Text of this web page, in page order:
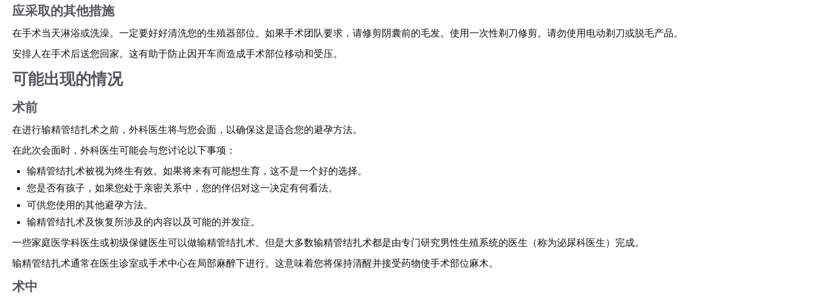
应采取的其他措施
在手术当天淋浴或洗澡。一定要好好清洗您的生殖器部位。如果手术团队要求，请修剪阴囊前的毛发。使用一次性剃刀修剪。请勿使用电动剃刀或脱毛产品。
安排人在手术后送您回家。这有助于防止因开车而造成手术部位移动和受压。
可能出现的情况
术前
在进行输精管结扎术之前，外科医生将与您会面，以确保这是适合您的避孕方法。
在此次会面时，外科医生可能会与您讨论以下事项：
输精管结扎术被视为终生有效。如果将来有可能想生育，这不是一个好的选择。
您是否有孩子，如果您处于亲密关系中，您的伴侣对这一决定有何看法。
可供您使用的其他避孕方法。
输精管结扎术及恢复所涉及的内容以及可能的并发症。
一些家庭医学科医生或初级保健医生可以做输精管结扎术。但是大多数输精管结扎术都是由专门研究男性生殖系统的医生（称为泌尿科医生）完成。
输精管结扎术通常在医生诊室或手术中心在局部麻醉下进行。这意味着您将保持清醒并接受药物使手术部位麻木。
术中